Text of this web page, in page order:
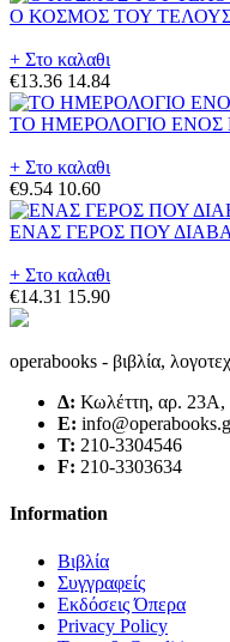
Ο ΚΟΣΜΟΣ ΤΟΥ
+ Στο καλαθι
€13.36 14.84
ΤΟ ΗΜΕΡΟΛΟΓΙΟ ΕΝΟΣ
+ Στο καλαθι
€9.54 10.60
ΕΝΑΣ ΓΕΡΟΣ ΠΟΥ
+ Στο καλαθι
€14.31 15.90
operabooks - βιβλία,
Δ: Κωλέττη, αρ.
E:
Τ: 210-3304546
F: 210-3303634
Information
Βιβλία
Συγγραφείς
Εκδόσεις Όπερα
Privacy Policy